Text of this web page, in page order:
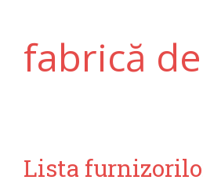
fabrică
Lista